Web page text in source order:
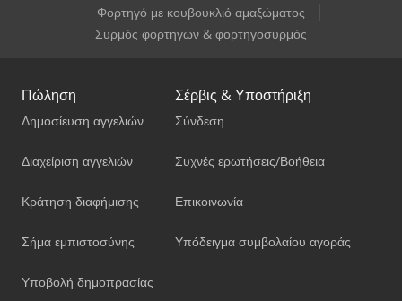
Φορτηγό με κουβουκλιό αμαξώματος
Συρμός φορτηγών & φορτηγοσυρμός
Πώληση
Δημοσίευση αγγελιών
Διαχείριση αγγελιών
Κράτηση διαφήμισης
Σήμα εμπιστοσύνης
Υποβολή δημοπρασίας
Σέρβις & Υποστήριξη
Σύνδεση
Συχνές ερωτήσεις/Βοήθεια
Επικοινωνία
Υπόδειγμα συμβολαίου αγοράς